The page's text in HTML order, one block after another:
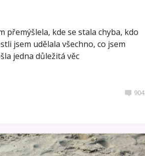
přemýšlela, kde se stala chyba, kdo
jsem udělala všechno, co jsem
jedna důležitá věc
904